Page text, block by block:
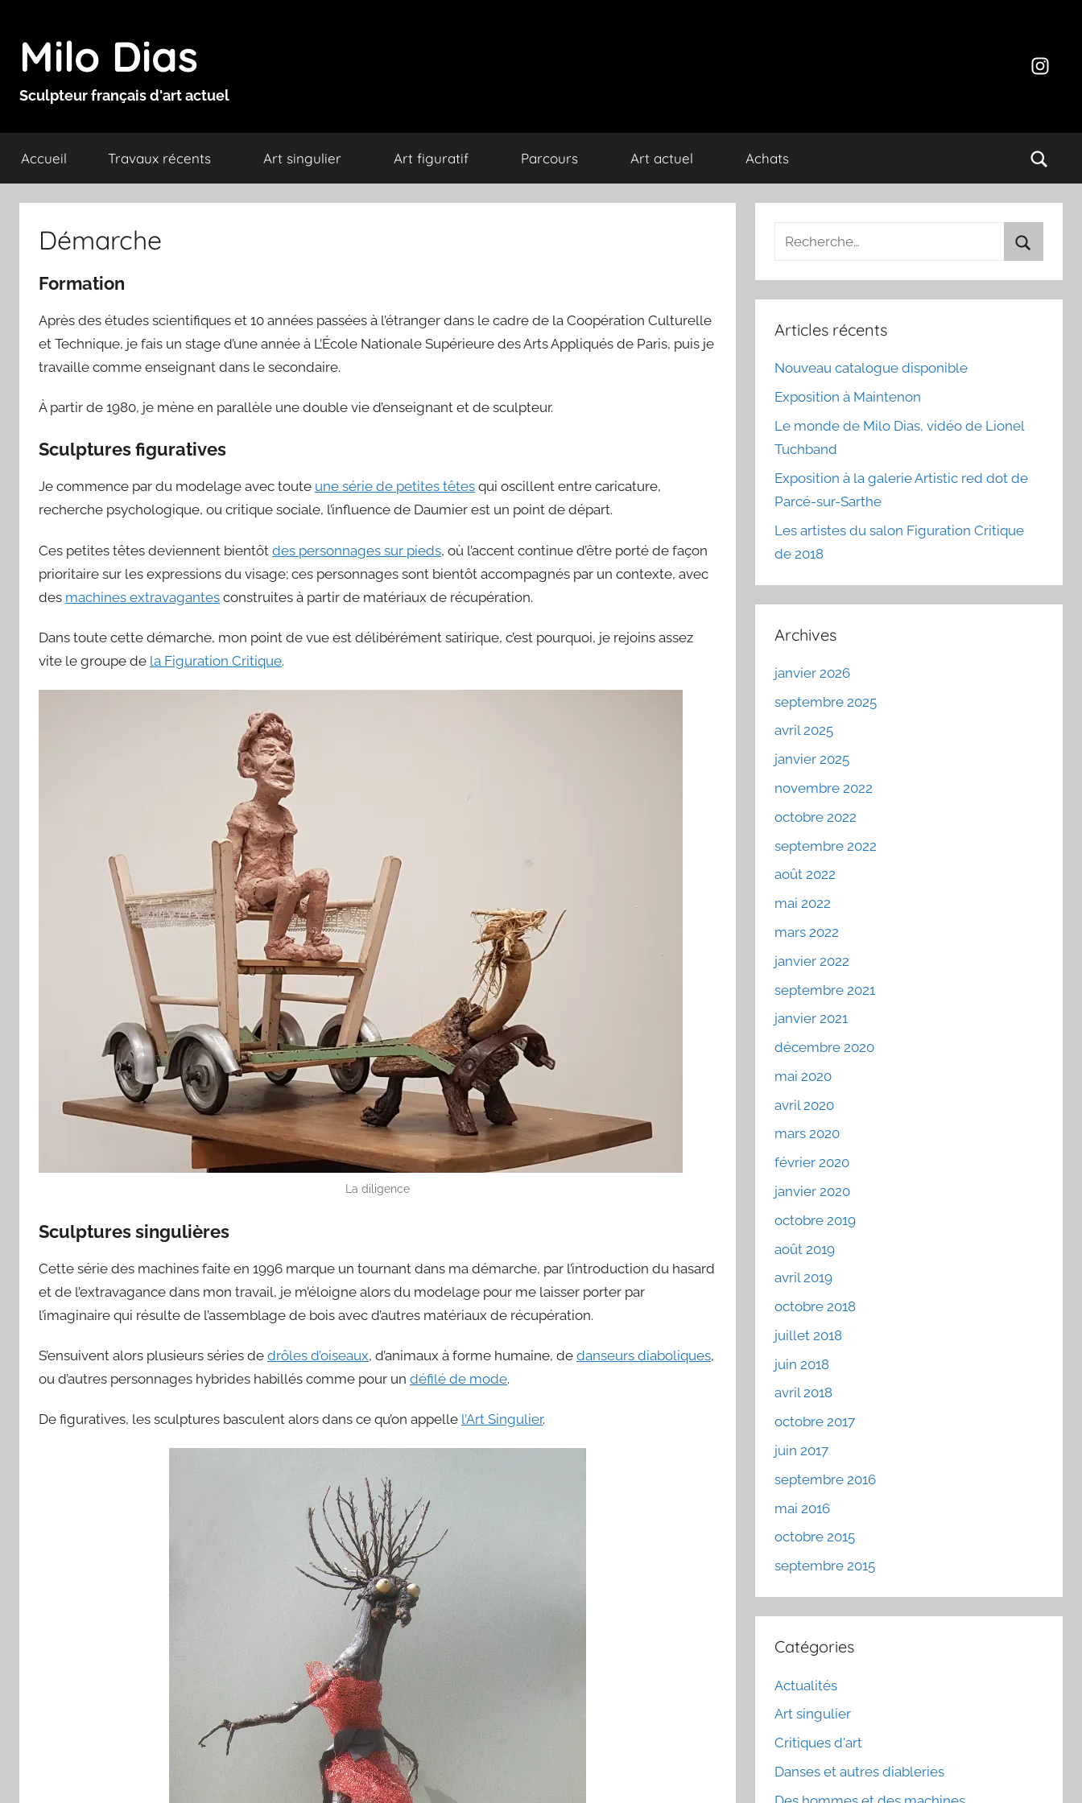
contenuMilo Dias
Sculpteur français d'art actuel
Accueil Travaux récents Art singulier Art figuratif Parcours Art actuel Achats
Démarche
Formation
Après des études scientifiques et 10 années passées à l’étranger dans le cadre de la Coopération Culturelle
et Technique, je fais un stage d’une année à L’École Nationale Supérieure des Arts Appliqués de Paris, puis je
travaille comme enseignant dans le secondaire.
À partir de 1980, je mène en parallèle une double vie d’enseignant et de sculpteur.
Sculptures figuratives
Je commence par du modelage avec toute une série de petites têtes qui oscillent entre caricature,
recherche psychologique, ou critique sociale, l’influence de Daumier est un point de départ.
Ces petites têtes deviennent bientôt des personnages sur pieds, où l’accent continue d’être porté de façon
prioritaire sur les expressions du visage; ces personnages sont bientôt accompagnés par un contexte, avec
des machines extravagantes construites à partir de matériaux de récupération.
Dans toute cette démarche, mon point de vue est délibérément satirique, c’est pourquoi, je rejoins assez
vite le groupe de la Figuration Critique.
La diligence
Sculptures singulières
Cette série des machines faite en 1996 marque un tournant dans ma démarche, par l’introduction du hasard
et de l’extravagance dans mon travail, je m’éloigne alors du modelage pour me laisser porter par
l’imaginaire qui résulte de l’assemblage de bois avec d’autres matériaux de récupération.
S’ensuivent alors plusieurs séries de drôles d’oiseaux, d’animaux à forme humaine, de danseurs diaboliques,
ou d’autres personnages hybrides habillés comme pour un défilé de mode.
De figuratives, les sculptures basculent alors dans ce qu’on appelle l’Art Singulier.
Recherche
:
Articles récents
Nouveau catalogue disponible
Exposition à Maintenon
Le monde de Milo Dias, vidéo de Lionel
Tuchband
Exposition à la galerie Artistic red dot de
Parcé-sur-Sarthe
Les artistes du salon Figuration Critique
de 2018
Archives
janvier 2026
septembre 2025
avril 2025
janvier 2025
novembre 2022
octobre 2022
septembre 2022
août 2022
mai 2022
mars 2022
janvier 2022
septembre 2021
janvier 2021
décembre 2020
mai 2020
avril 2020
mars 2020
février 2020
janvier 2020
octobre 2019
août 2019
avril 2019
octobre 2018
juillet 2018
juin 2018
avril 2018
octobre 2017
juin 2017
septembre 2016
mai 2016
octobre 2015
septembre 2015
Catégories
Actualités
Art singulier
Critiques d'art
Danses et autres diableries